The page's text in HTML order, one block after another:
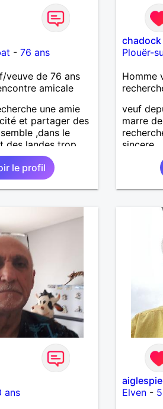
- 76 ans
veuve de 76 ans
amicale
une amie
et partager des
,dans le
des landes trop
un échec car la
difficile a tenir ,je
par avance bonne
le profil
chadock
Plouër-
Homme
veuf
marre
sincere
ans
Elven -